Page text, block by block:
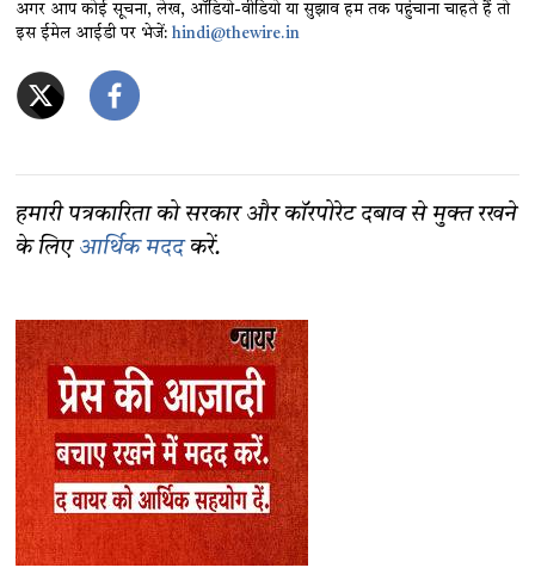
अगर आप कोई सूचना, लेख, ऑडियो-वीडियो या सुझाव हम तक पहुंचाना चाहते हैं तो
इस ईमेल आईडी पर भेजें:hindi@thewire.in
हमारी पत्रकारिता को सरकार और कॉरपोरेट दबाव से मुक्त रखने
के लिए आर्थिक मददकरें.